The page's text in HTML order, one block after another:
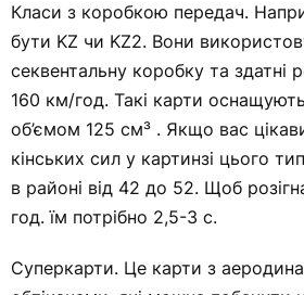
Класи з коробкою передач.
бути KZ чи KZ2. Вони
секвентальну коробку та здатні
160 км/год. Такі карти
об’ємом 125 см³ . Якщо вас
кінських сил у картинзі цього
в районі від 42 до 52. Щоб
год. їм потрібно 2,5-3 с.
Суперкарти. Це карти з